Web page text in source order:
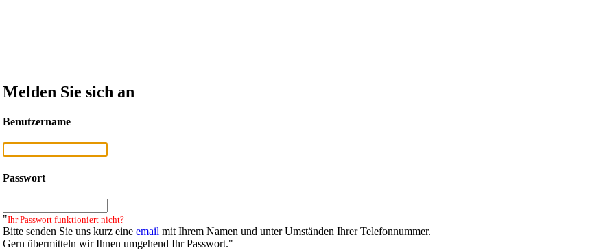
Melden Sie sich an
Benutzername
Passwort
"Ihr Passwort funktioniert nicht?
Bitte senden Sie uns kurz eine email mit Ihrem Namen und unter Umständen Ihrer Telefonnummer.
Gern übermitteln wir Ihnen umgehend Ihr Passwort."